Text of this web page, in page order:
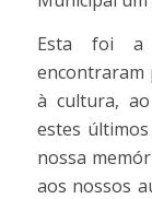
Esta foi a
encontraram
à cultura,
estes
nossa
aos nossos